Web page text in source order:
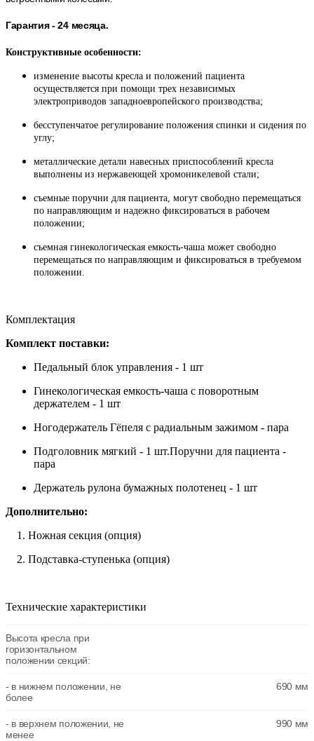
Гарантия - 24 месяца.
Конструктивные особенности:
изменение высоты кресла и положений пациента
осуществляется при помощи трех независимых
электроприводов западноевропейского производства;
бесступенчатое регулирование положения спинки и сидения по
углу;
металлические детали навесных приспособлений кресла
выполнены из нержавеющей хромоникелевой стали;
съемные поручни для пациента, могут свободно перемещаться
по направляющим и надежно фиксироваться в рабочем
положении;
съемная гинекологическая емкость-чаша может свободно
перемещаться по направляющим и фиксироваться в требуемом
положении.
Комплектация
Комплект поставки:
Педальный блок управления - 1 шт
Гинекологическая емкость-чаша с поворотным
держателем - 1 шт
Ногодержатель Гёпеля с радиальным зажимом - пара
Подголовник мягкий - 1 шт.Поручни для пациента -
пара
Держатель рулона бумажных полотенец - 1 шт
Дополнительно:
1. Ножная секция (опция)
2. Подставка-ступенька (опция)
Технические характеристики
Высота кресла при
горизонтальном
положении секций:
- в нижнем положении, не
более
690 мм
- в верхнем положении, не
менее
990 мм